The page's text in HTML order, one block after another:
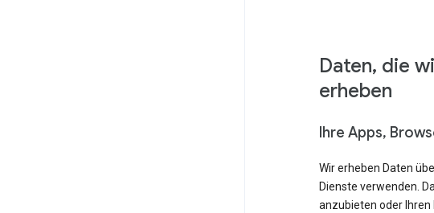
Daten, die
erheben
Ihre Apps,
Wir erheben Daten
Dienste verwenden.
anzubieten oder Ihren